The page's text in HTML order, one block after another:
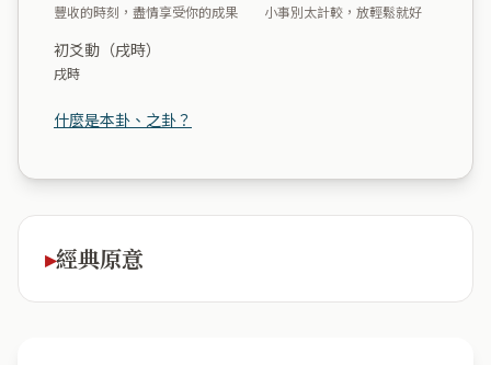
豐收的時刻，盡情享受你的成果 小事別太計較，放輕鬆就好
初爻動（戌時）
戌時
什麼是本卦、之卦？
經典原意